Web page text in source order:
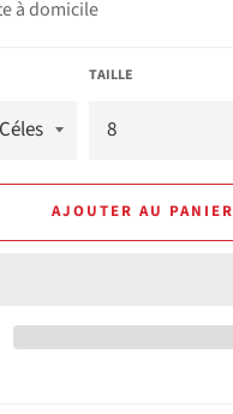
à domicile
TAILLE
AJOUTER AU PANIER